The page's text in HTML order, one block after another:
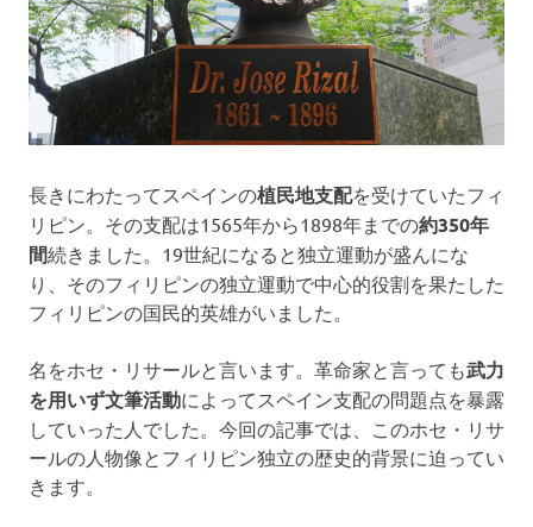
リ
ン
ダ
イ
ビ
ン
グ・
長きにわたってスペインの植民地支配を受けていたフィ
リピン。その支配は1565年から1898年までの約350年
間続きました。19世紀になると独立運動が盛んにな
り、そのフィリピンの独立運動で中心的役割を果たした
フィリピンの国民的英雄がいました。
名をホセ・リサールと言います。革命家と言っても武力
を用いず文筆活動によってスペイン支配の問題点を暴露
していった人でした。今回の記事では、このホセ・リサ
ールの人物像とフィリピン独立の歴史的背景に迫ってい
きます。